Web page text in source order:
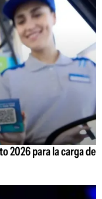
2026 para la carga de